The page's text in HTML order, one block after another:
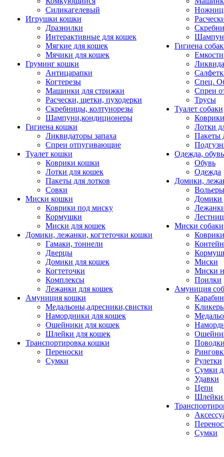
Силикагелевый
Игрушки кошки
Дразнилки
Интерактивные для кошек
Мягкие для кошек
Мячики для кошек
Груминг кошки
Антицарапки
Когтерезы
Машинки для стрижки
Расчески, щетки, пуходерки
Скребницы, колтунорезы
Шампуни,кондиционеры
Гигиена кошки
Ликвидаторы запаха
Спреи отпугивающие
Туалет кошки
Коврики кошки
Лотки для кошек
Пакеты для лотков
Совки
Миски кошки
Коврики под миску
Кормушки
Миски для кошек
Домики, лежанки, когтеточки кошки
Гамаки, тоннели
Дверцы
Домики для кошек
Когтеточки
Комплексы
Лежанки для кошек
Амуниция кошки
Медальоны,адресники,свистки
Намордники для кошек
Ошейники для кошек
Шлейки для кошек
Транспортировка кошки
Переноски
Сумки
Гигиена
Емкости
Спец.
Спреи
Трусы
Туалет собаки
Коврики
Лотки
Пакеты
Одежда, обувь
Обувь
Одежда
Домики,
Домики
Миски собаки
Миски
Миски
Поилки
Амуниция
Рулетки
Сумки
Удавки
Цепи
Шлейки
Сумки